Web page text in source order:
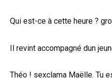
Qui est-ce à cette heure ?
Il revint accompagné dun
Théo ! sexclama Maëlle. Tu